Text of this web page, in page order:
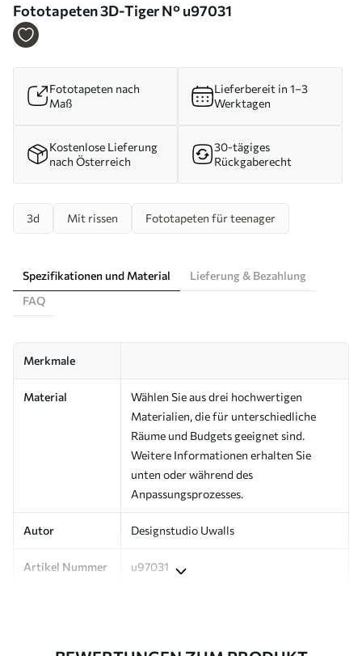
Fototapeten 3D-Tiger N° u97031
Fototapeten nach
Maß
Lieferbereit in 1–3
Werktagen
Kostenlose Lieferung
nach Österreich
30-tägiges
Rückgaberecht
3d Mit rissen Fototapeten für teenager
Spezifikationen und Material
Lieferung & Bezahlung
FAQ
Merkmale
Material
Wählen Sie aus drei hochwertigen
Materialien, die für unterschiedliche
Räume und Budgets geeignet sind.
Weitere Informationen erhalten Sie
unten oder während des
Anpassungsprozesses.
Autor Designstudio Uwalls
Artikel Nummer u97031